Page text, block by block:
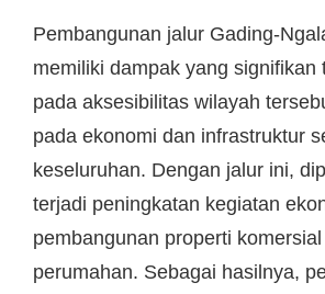
Pembangunan jalur Gading-
memiliki dampak yang signifikan
pada aksesibilitas wilayah
pada ekonomi dan infrastruktur
keseluruhan. Dengan jalur ini,
terjadi peningkatan kegiatan
pembangunan properti
perumahan. Sebagai hasilnya,